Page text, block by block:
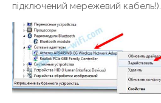
підключений мережевий кабель!).